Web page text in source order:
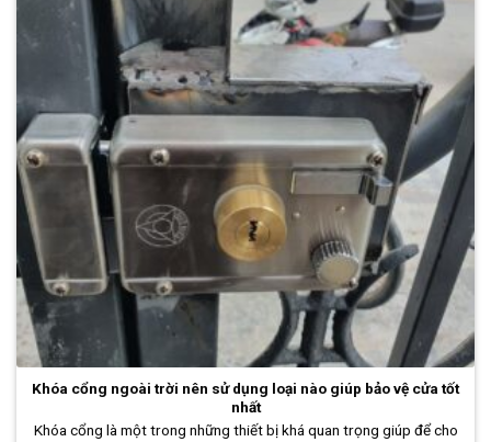
Khóa cổng ngoài trời nên sử dụng loại nào giúp bảo vệ cửa tốt
nhất
Khóa cổng là một trong những thiết bị khá quan trọng giúp để cho